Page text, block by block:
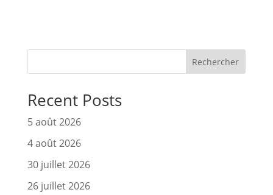
Rechercher
Recent Posts
5 août 2026
4 août 2026
30 juillet 2026
26 juillet 2026